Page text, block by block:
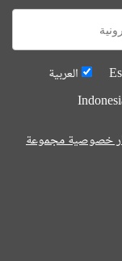
العربية
خصوصية مجموعة